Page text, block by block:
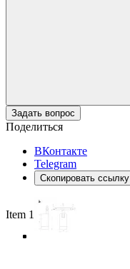
Задать вопрос
Поделиться
ВКонтакте
Telegram
Скопировать ссылку
Item 1 of 4